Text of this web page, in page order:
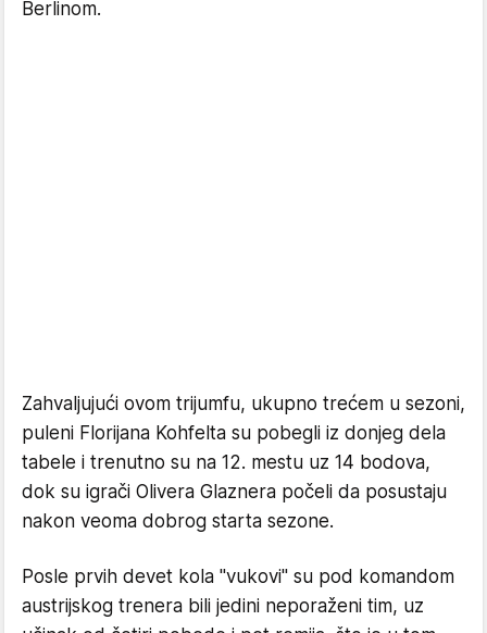
Berlinom.
Zahvaljujući ovom trijumfu, ukupno trećem u sezoni,
puleni Florijana Kohfelta su pobegli iz donjeg dela
tabele i trenutno su na 12. mestu uz 14 bodova,
dok su igrači Olivera Glaznera počeli da posustaju
nakon veoma dobrog starta sezone.
Posle prvih devet kola ''vukovi'' su pod komandom
austrijskog trenera bili jedini neporaženi tim, uz